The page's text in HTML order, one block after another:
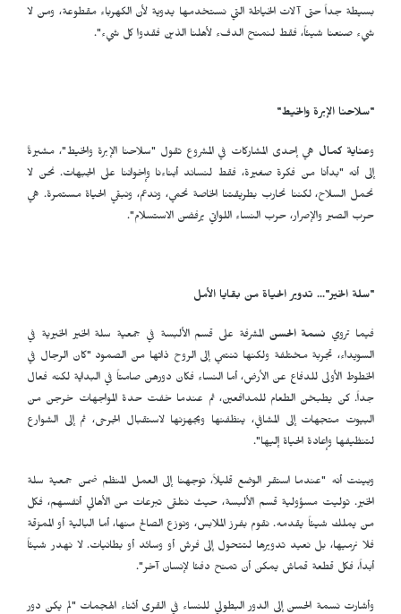
بسيطة جداً حتى آلات الخياطة التي نستخدمها يدوية لأن الكهرباء مقطوعة، ومن لا
شيء صنعنا شيئاً، فقط لنمنح الدفء لأهلنا الذين فقدوا كل شيء".
"سلاحنا الإبرة والخيط"
وعناية كمال هي إحدى المشاركات في المشروع تقول "سلاحنا الإبرة والخيط"، مشيرةً
إلى أنه "بدأنا من فكرة صغيرة، فقط لنساند أبناءنا وإخواننا على الجبهات. نحن لا
نحمل السلاح، لكننا نحارب بطريقتنا الخاصة نحمي، وندعم، ونبقي الحياة مستمرة. هي
حرب الصبر والإصرار، حرب النساء اللواتي يرفضن الاستسلام".
"سلة الخير"... تدوير الحياة من بقايا الأمل
فيما تروي نسمة الحسن المشرفة على قسم الألبسة في جمعية سلة الخير الخيرية في
السويداء، تجربة مختلفة ولكنها تنتمي إلى الروح ذاتها من الصمود "كان الرجال في
الخطوط الأولى للدفاع عن الأرض، أما النساء فكان دورهن صامتاً في البداية لكنه فعال
جداً. كن يطبخن الطعام للمدافعين، ثم عندما خفت حدة المواجهات خرجن من
البيوت متجهات إلى المشافي، ينظفنها ويجهزنها لاستقبال الجرحى، ثم إلى الشوارع
لتنظيفها وإعادة الحياة إليها".
وبينت أنه "عندما استقر الوضع قليلاً، توجهنا إلى العمل المنظم ضمن جمعية سلة
الخير. توليت مسؤولية قسم الألبسة، حيث نتلقى تبرعات من الأهالي أنفسهم، فكل
من يملك شيئاً يقدمه. نقوم بفرز الملابس، ونوزع الصالح منها، أما البالية أو الممزقة
فلا نرميها، بل نعيد تدويرها لتتحول إلى فرش أو وسائد أو بطانيات. لا نهدر شيئاً
أبداً، فكل قطعة قماش يمكن أن تمنح دفئا لإنسان آخر".
وأشارت نسمة الحسن إلى الدور البطولي للنساء في القرى أثناء الهجمات "لم يكن دور